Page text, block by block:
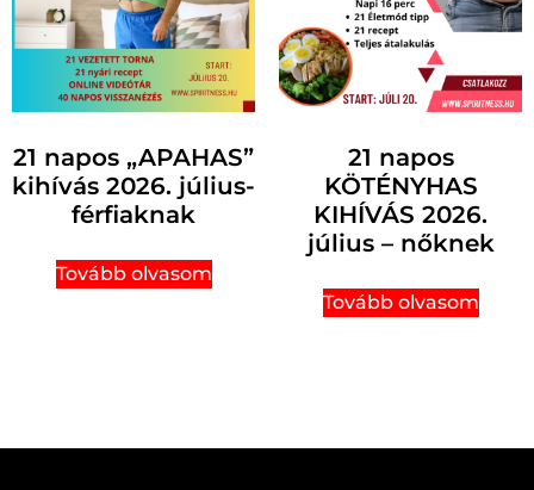
21 napos „APAHAS”
kihívás 2026. július-
férfiaknak
Tovább olvasom
21 napos
KÖTÉNYHAS
KIHÍVÁS 2026.
július – nőknek
Tovább olvasom